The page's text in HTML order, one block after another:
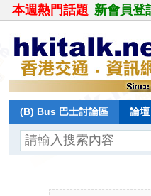
本週熱門話題 新會員登
(B) Bus 巴士討論區 論壇